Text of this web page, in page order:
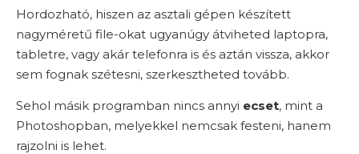
Hordozható, hiszen az asztali gépen készített
nagyméretű file-okat ugyanúgy átviheted laptopra,
tabletre, vagy akár telefonra is és aztán vissza, akkor
sem fognak szétesni, szerkesztheted tovább.
Sehol másik programban nincs annyi ecset, mint a
Photoshopban, melyekkel nemcsak festeni, hanem
rajzolni is lehet.